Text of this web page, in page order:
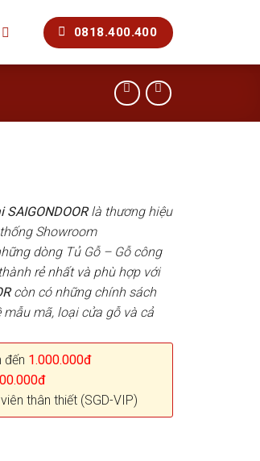
0818.400.400
là thương hiệu
Showroom
dòng Tủ Gỗ – Gỗ công
rẻ nhất và phù hợp với
còn có những chính sách
mã, loại cửa gỗ và cả
đến 1.000.000đ
thân thiết (SGD-VIP)